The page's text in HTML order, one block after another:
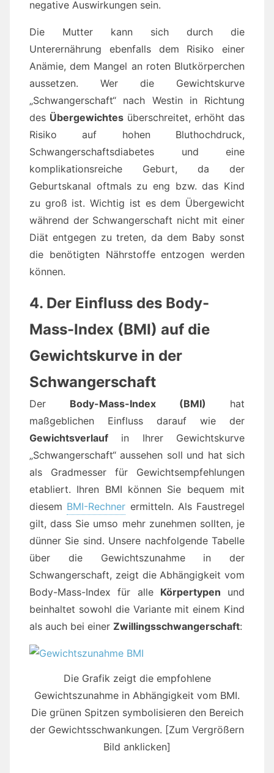
negative Auswirkungen sein.
Die Mutter kann sich durch die
Unterernährung ebenfalls dem Risiko einer
Anämie, dem Mangel an roten Blutkörperchen
aussetzen. Wer die Gewichtskurve
„Schwangerschaft“ nach Westin in Richtung
des Übergewichtes überschreitet, erhöht das
Risiko auf hohen Bluthochdruck,
Schwangerschaftsdiabetes und eine
komplikationsreiche Geburt, da der
Geburtskanal oftmals zu eng bzw. das Kind
zu groß ist. Wichtig ist es dem Übergewicht
während der Schwangerschaft nicht mit einer
Diät entgegen zu treten, da dem Baby sonst
die benötigten Nährstoffe entzogen werden
können.
4. Der Einfluss des Body-
Mass-Index (BMI) auf die
Gewichtskurve in der
Schwangerschaft
Der Body-Mass-Index (BMI) hat
maßgeblichen Einfluss darauf wie der
Gewichtsverlauf in Ihrer Gewichtskurve
„Schwangerschaft“ aussehen soll und hat sich
als Gradmesser für Gewichtsempfehlungen
etabliert. Ihren BMI können Sie bequem mit
diesem BMI-Rechner ermitteln. Als Faustregel
gilt, dass Sie umso mehr zunehmen sollten, je
dünner Sie sind. Unsere nachfolgende Tabelle
über die Gewichtszunahme in der
Schwangerschaft, zeigt die Abhängigkeit vom
Body-Mass-Index für alle Körpertypen und
beinhaltet sowohl die Variante mit einem Kind
als auch bei einer Zwillingsschwangerschaft:
Die Grafik zeigt die empfohlene
Gewichtszunahme in Abhängigkeit vom BMI.
Die grünen Spitzen symbolisieren den Bereich
der Gewichtsschwankungen. [Zum Vergrößern
Bild anklicken]